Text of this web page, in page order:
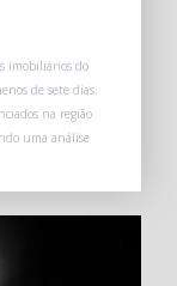
imobiliários do
de sete dias.
na região
uma análise